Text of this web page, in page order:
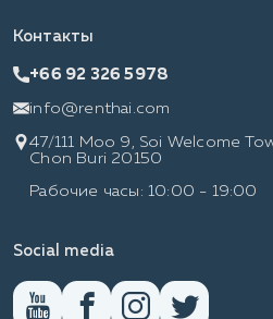
Контакты
+66 92 326 5978
info@renthai.com
47/111 Moo 9, Soi Welcome
Chon Buri 20150
Рабочие часы: 10:00 - 19:00
Social media